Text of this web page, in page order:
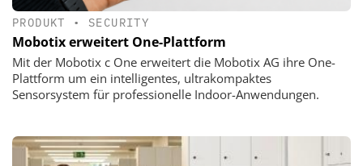
PRODUKT • SECURITY
Mobotix erweitert One-Plattform
Mit der Mobotix c One erweitert die Mobotix AG ihre One-
Plattform um ein intelligentes, ultrakompaktes
Sensorsystem für professionelle Indoor-Anwendungen.